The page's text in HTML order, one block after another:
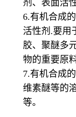
剂、表面活
6.有机合成
活性剂.要用
胶、聚醚多
物的重要原料
7.有机合成
维素醚等的
等。